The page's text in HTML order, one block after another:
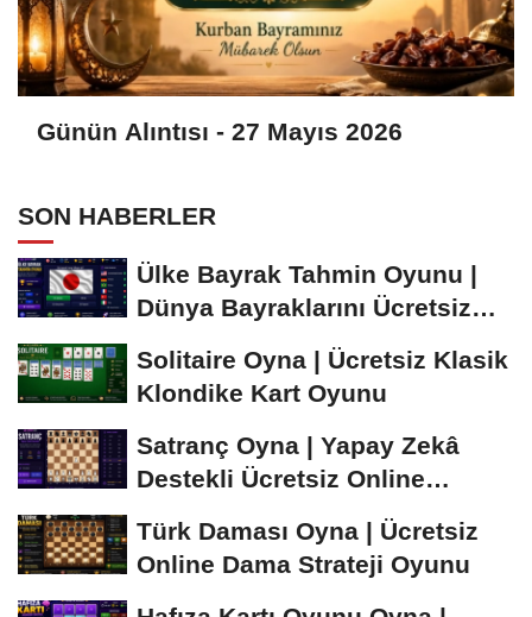
Günün Alıntısı - 27 Mayıs 2026
SON HABERLER
Ülke Bayrak Tahmin Oyunu |
Dünya Bayraklarını Ücretsiz
Solitaire Oyna | Ücretsiz Klasik
Klondike Kart Oyunu
Satranç Oyna | Yapay Zekâ
Destekli Ücretsiz Online
Türk Daması Oyna | Ücretsiz
Online Dama Strateji Oyunu